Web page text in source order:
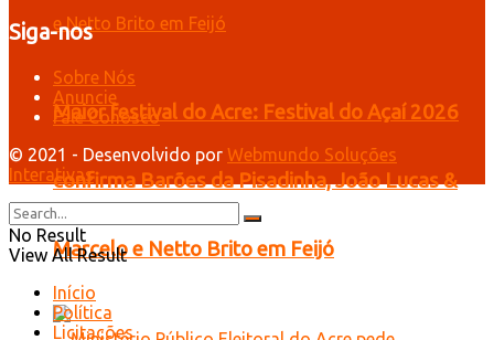
Maior festival do Acre: Festival do Açaí 2026
confirma Barões da Pisadinha, João Lucas &
Marcelo e Netto Brito em Feijó
Siga-nos
Sobre Nós
Anuncie
Fale Conosco
© 2021 - Desenvolvido por Webmundo Soluções
Interativas
No Result
View All Result
Início
Política
Licitações